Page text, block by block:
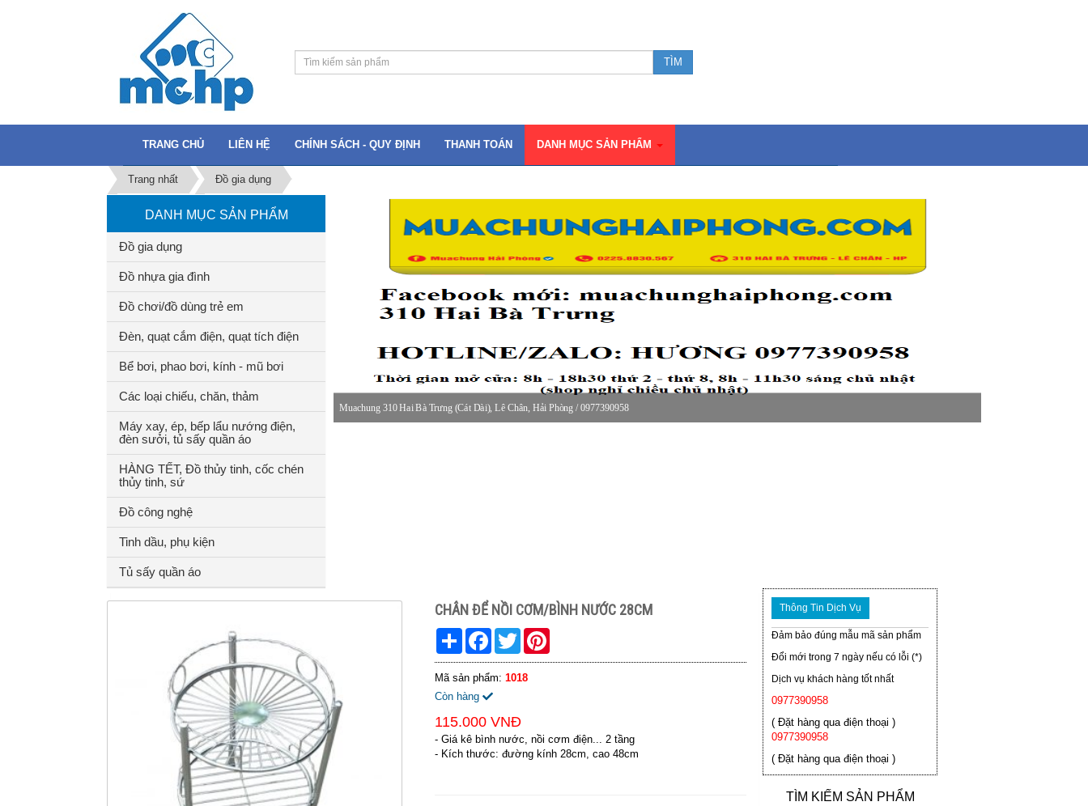
TRANG CHỦ LIÊN HỆ CHÍNH SÁCH - QUY ĐỊNH THANH TOÁN DANH MỤC SẢN PHẨM
Trang nhất Đồ gia dụng
DANH MỤC SẢN PHẨM
Đồ gia dụng
Đồ nhựa gia đình
Đồ chơi/đồ dùng trẻ em
Đèn, quạt cắm điện, quạt tích điện
Bể bơi, phao bơi, kính - mũ bơi
Các loại chiếu, chăn, thảm
Máy xay, ép, bếp lẩu nướng điện,
đèn sưởi, tủ sấy quần áo
HÀNG TẾT, Đồ thủy tinh, cốc chén
thủy tinh, sứ
Đồ công nghệ
Tinh dầu, phụ kiện
Tủ sấy quần áo
Muachung 310 Hai Bà Trưng (Cát Dài), Lê Chân, Hải Phòng / 0977390958
CHÂN ĐỂ NỒI CƠM/BÌNH NƯỚC 28CM
Share FacebookTwitter
Mã sản phẩm: 1018
Còn hàng
115.000 VNĐ
- Giá kê bình nước, nồi cơm điện... 2 tầng
- Kích thước: đường kính 28cm, cao 48cm
Thông Tin Dịch Vụ
Đảm bảo đúng mẫu mã sản phẩm
Đổi mới trong 7 ngày nếu có lỗi (*)
Dịch vụ khách hàng tốt nhất
0977390958
( Đặt hàng qua điện thoại )
0977390958
( Đặt hàng qua điện thoại )
TÌM KIẾM SẢN PHẨM